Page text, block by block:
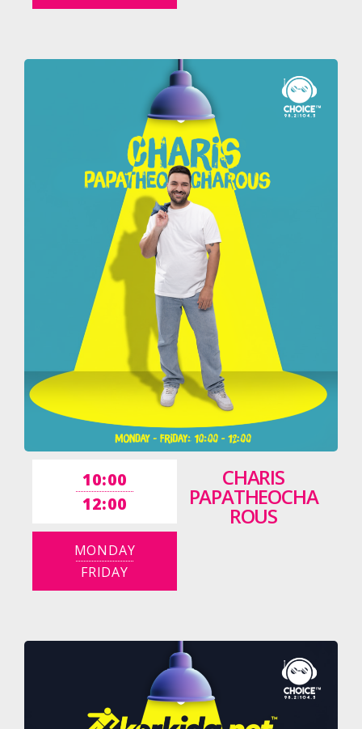
10:00
12:00
MONDAY
FRIDAY
CHARIS
PAPATHEOCHA
ROUS